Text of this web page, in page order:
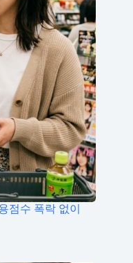
점수 폭락 없이